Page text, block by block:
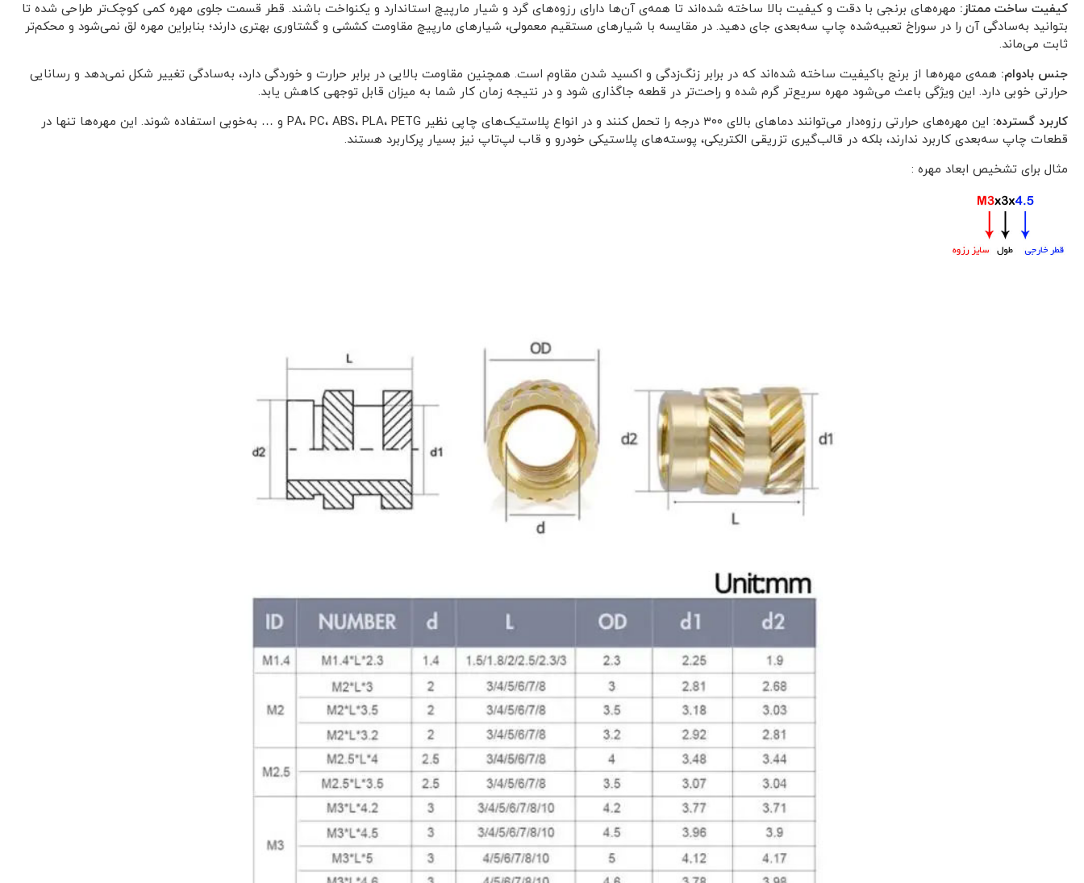
کیفیت ساخت ممتاز: مهره‌های برنجی با دقت و کیفیت بالا ساخته شده‌اند تا همه‌ی آن‌ها دارای رزوه‌های گرد و شیار مارپیچ استاندارد و یکنواخت باشند. قطر قسمت جلوی مهره کمی کوچک‌تر طراحی شده تا
بتوانید به‌سادگی آن را در سوراخ تعبیه‌شده چاپ سه‌بعدی جای دهید. در مقایسه با شیارهای مستقیم معمولی، شیارهای مارپیچ مقاومت کششی و گشتاوری بهتری دارند؛ بنابراین مهره لق نمی‌شود و محکم‌تر
ثابت می‌ماند.
جنس بادوام: همه‌ی مهره‌ها از برنج باکیفیت ساخته شده‌اند که در برابر زنگ‌زدگی و اکسید شدن مقاوم است. همچنین مقاومت بالایی در برابر حرارت و خوردگی دارد، به‌سادگی تغییر شکل نمی‌دهد و رسانایی
حرارتی خوبی دارد. این ویژگی باعث می‌شود مهره سریع‌تر گرم شده و راحت‌تر در قطعه جاگذاری شود و در نتیجه زمان کار شما به میزان قابل توجهی کاهش یابد.
کاربرد گسترده:
این مهره‌های حرارتی رزوه‌دار می‌توانند دماهای بالای ۳۰۰ درجه را تحمل کنند و در انواع پلاستیک‌های چاپی نظیر PA، PC، ABS، PLA، PETG و … به‌خوبی استفاده شوند. این مهره‌ها تنها در
قطعات چاپ سه‌بعدی کاربرد ندارند، بلکه در قالب‌گیری تزریقی الکتریکی، پوسته‌های پلاستیکی خودرو و قاب لپ‌تاپ نیز بسیار پرکاربرد هستند.
مثال برای تشخیص ابعاد مهره :